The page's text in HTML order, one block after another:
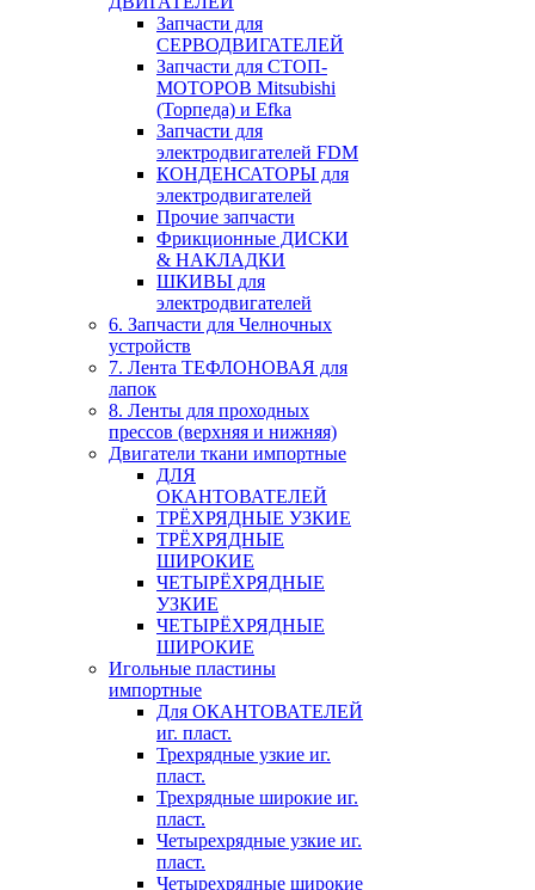
Запчасти для
СЕРВОДВИГАТЕЛЕЙ
Запчасти для СТОП-
МОТОРОВ Mitsubishi
(Торпеда) и Efka
Запчасти для
электродвигателей FDM
КОНДЕНСАТОРЫ для
электродвигателей
Прочие запчасти
Фрикционные ДИСКИ
& НАКЛАДКИ
ШКИВЫ для
электродвигателей
6. Запчасти для Челночных
устройств
7. Лента ТЕФЛОНОВАЯ для
лапок
8. Ленты для проходных
прессов (верхняя и нижняя)
Двигатели ткани импортные
ДЛЯ
ОКАНТОВАТЕЛЕЙ
ТРЁХРЯДНЫЕ УЗКИЕ
ТРЁХРЯДНЫЕ
ШИРОКИЕ
ЧЕТЫРЁХРЯДНЫЕ
УЗКИЕ
ЧЕТЫРЁХРЯДНЫЕ
ШИРОКИЕ
Игольные пластины
импортные
Для ОКАНТОВАТЕЛЕЙ
иг. пласт.
Трехрядные узкие иг.
пласт.
Трехрядные широкие иг.
пласт.
Четырехрядные узкие иг.
пласт.
Четырехрядные широкие